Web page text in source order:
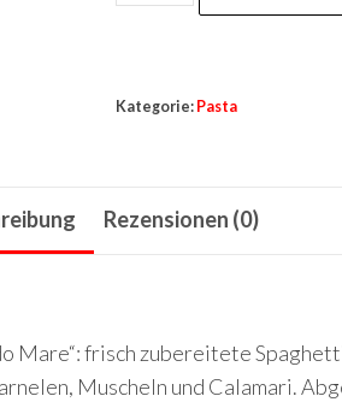
Kategorie: Pasta
Rezensionen (0)
Mare“: frisch zubereitete
Muscheln und Calamari.